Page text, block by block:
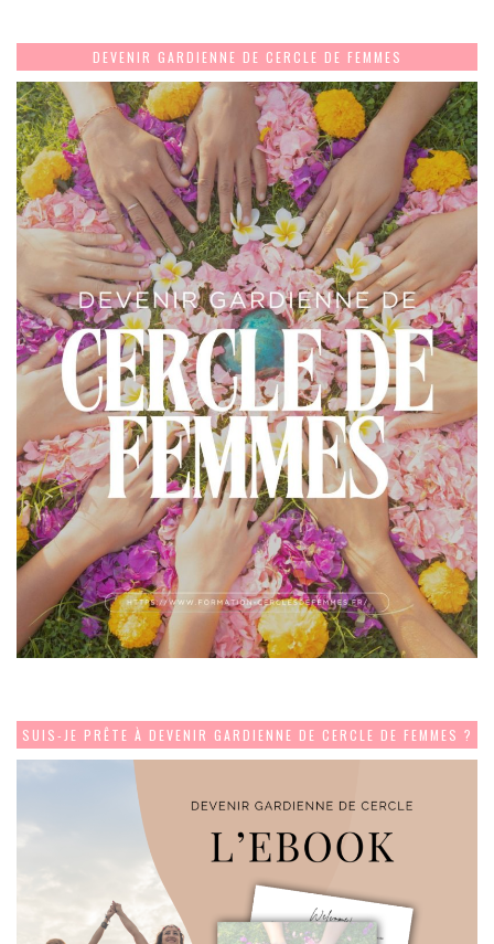
DEVENIR GARDIENNE DE CERCLE DE FEMMES
SUIS-JE PRÊTE À DEVENIR GARDIENNE DE CERCLE DE FEMMES ?